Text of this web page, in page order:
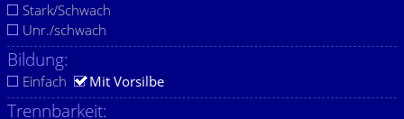
Stark/Schwach
Unr./schwach
Bildung:
Einfach Mit Vorsilbe
Trennbarkeit: